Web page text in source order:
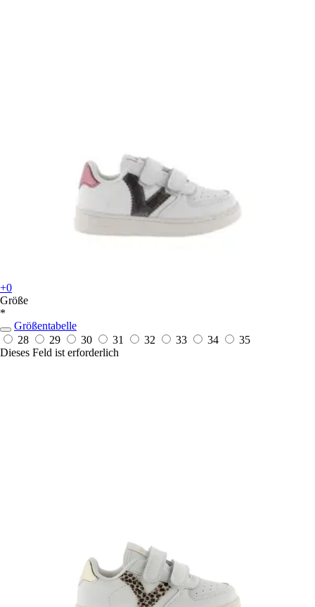
+0
Größe
*
Größentabelle
28
29 30 31 32 33 34
35
Dieses Feld ist erforderlich